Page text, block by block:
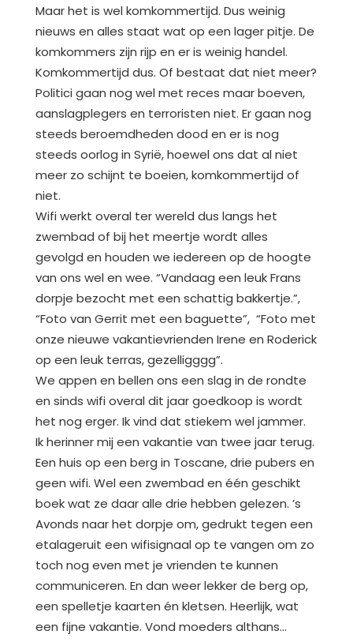
Maar het is wel komkommertijd. Dus weinig
nieuws en alles staat wat op een lager pitje. De
komkommers zijn rijp en er is weinig handel.
Komkommertijd dus. Of bestaat dat niet meer?
Politici gaan nog wel met reces maar boeven,
aanslagplegers en terroristen niet. Er gaan nog
steeds beroemdheden dood en er is nog
steeds oorlog in Syrië, hoewel ons dat al niet
meer zo schijnt te boeien, komkommertijd of
niet.
Wifi werkt overal ter wereld dus langs het
zwembad of bij het meertje wordt alles
gevolgd en houden we iedereen op de hoogte
van ons wel en wee. “Vandaag een leuk Frans
dorpje bezocht met een schattig bakkertje.”,
“Foto van Gerrit met een baguette”, “Foto met
onze nieuwe vakantievrienden Irene en Roderick
op een leuk terras, gezelligggg”.
We appen en bellen ons een slag in de rondte
en sinds wifi overal dit jaar goedkoop is wordt
het nog erger. Ik vind dat stiekem wel jammer.
Ik herinner mij een vakantie van twee jaar terug.
Een huis op een berg in Toscane, drie pubers en
geen wifi. Wel een zwembad en één geschikt
boek wat ze daar alle drie hebben gelezen. ’s
Avonds naar het dorpje om, gedrukt tegen een
etalageruit een wifisignaal op te vangen om zo
toch nog even met je vrienden te kunnen
communiceren. En dan weer lekker de berg op,
een spelletje kaarten én kletsen. Heerlijk, wat
een fijne vakantie. Vond moeders althans…